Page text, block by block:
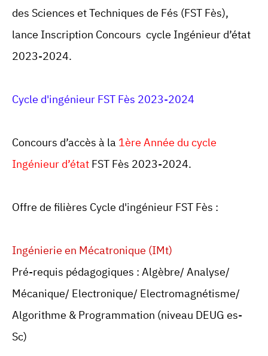
des Sciences et Techniques de Fés (FST Fès),
lance Inscription Concours cycle Ingénieur d’état
2023-2024.
Cycle d'ingénieur FST Fès 2023-2024
Concours d’accès à la1ère Année du cycle
Ingénieur d’étatFST Fès 2023-2024.
Offre de filières Cycle d'ingénieur FST Fès :
Ingénierie en Mécatronique (IMt)
Pré-requis pédagogiques : Algèbre/ Analyse/
Mécanique/ Electronique/ Electromagnétisme/
Algorithme & Programmation (niveau DEUG es-
Sc)